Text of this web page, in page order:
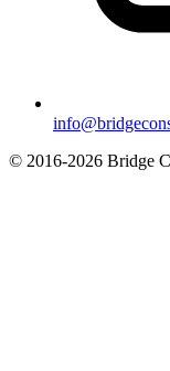
© 2016-2026 Bridge